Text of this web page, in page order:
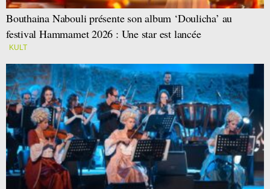
Bouthaina Nabouli présente son album ‘Doulicha’ au
festival Hammamet 2026 : Une star est lancée
KULT